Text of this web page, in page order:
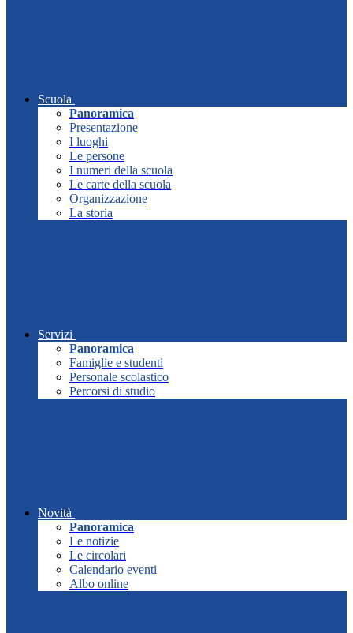
Scuola
Panoramica
Presentazione
I luoghi
Le persone
I numeri della scuola
Le carte della scuola
Organizzazione
La storia
Servizi
Panoramica
Famiglie e studenti
Personale scolastico
Percorsi di studio
Novità
Panoramica
Le notizie
Le circolari
Calendario eventi
Albo online